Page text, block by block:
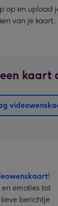
op en upload
van je kaart.
kaart
!
emoties tot
berichtje